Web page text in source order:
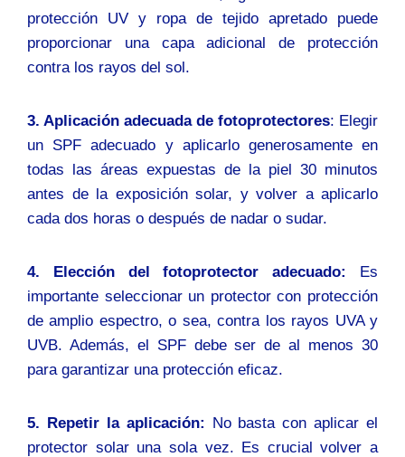
protección UV y ropa de tejido apretado puede
proporcionar una capa adicional de protección
contra los rayos del sol.
3. Aplicación adecuada de fotoprotectores: Elegir
un SPF adecuado y aplicarlo generosamente en
todas las áreas expuestas de la piel 30 minutos
antes de la exposición solar, y volver a aplicarlo
cada dos horas o después de nadar o sudar.
4. Elección del fotoprotector adecuado:
Es
importante seleccionar un protector con protección
de amplio espectro, o sea, contra los rayos UVA y
UVB. Además, el SPF debe ser de al menos 30
para garantizar una protección eficaz.
5. Repetir la aplicación: No basta con aplicar el
protector solar una sola vez. Es crucial volver a